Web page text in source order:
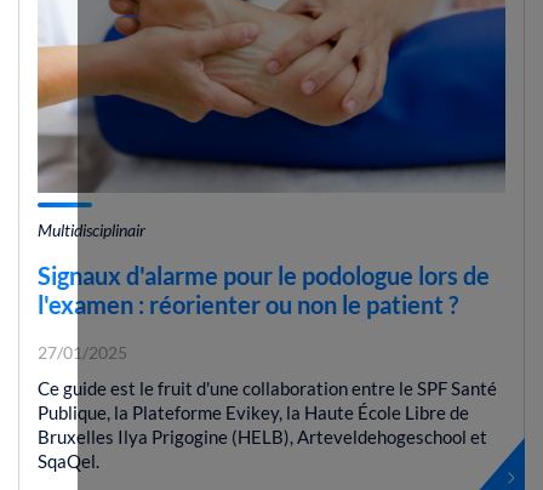
Multidisciplinair
Signaux d'alarme pour le podologue lors de
l'examen : réorienter ou non le patient ?
27/01/2025
Ce guide est le fruit d'une collaboration entre le SPF Santé
Publique, la Plateforme Evikey, la Haute École Libre de
Bruxelles Ilya Prigogine (HELB), Arteveldehogeschool et
SqaQel.